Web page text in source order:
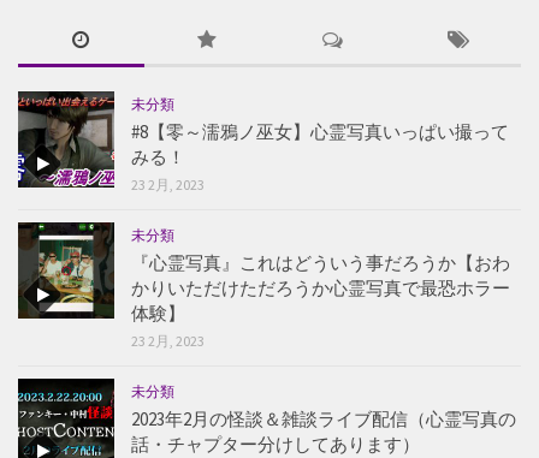
未分類
#8【零～濡鴉ノ巫女】心霊写真いっぱい撮って
みる！
23 2月, 2023
未分類
『心霊写真』これはどういう事だろうか【おわ
かりいただけただろうか心霊写真で最恐ホラー
体験】
23 2月, 2023
未分類
2023年2月の怪談＆雑談ライブ配信（心霊写真の
話・チャプター分けしてあります）